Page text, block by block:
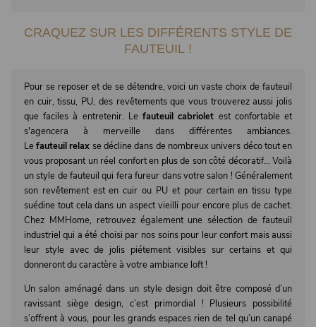
CRAQUEZ SUR LES DIFFÉRENTS STYLE DE
FAUTEUIL !
Pour se reposer et de se détendre, voici un vaste choix de fauteuil
en cuir, tissu, PU, des revêtements que vous trouverez aussi jolis
que faciles à entretenir. Lefauteuil cabriolet est confortable et
s'agencera à merveille dans différentes ambiances.
Lefauteuil relax se décline dans de nombreux univers déco tout en
vous proposant un réel confort en plus de son côté décoratif... Voilà
un style de fauteuil qui fera fureur dans votre salon ! Généralement
son revêtement est en cuir ou PU et pour certain en tissu type
suédine tout cela dans un aspect vieilli pour encore plus de cachet.
Chez MMHome, retrouvez également une sélection de fauteuil
industriel qui a été choisi par nos soins pour leur confort mais aussi
leur style avec de jolis piétement visibles sur certains et qui
donneront du caractère à votre ambiance loft !
Un salon aménagé dans un style design doit être composé d’un
ravissant siège design, c’est primordial ! Plusieurs possibilité
s’offrent à vous, pour les grands espaces rien de tel qu’un canapé